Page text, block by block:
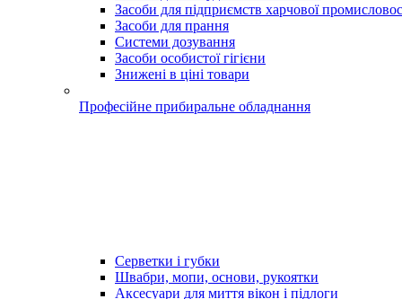
Засоби для підприємств харчової
Засоби для прання
Системи дозування
Засоби особистої гігієни
Знижені в ціні товари
Професійне прибиральне обладнання
Серветки і губки
Швабри, мопи, основи, рукоятки
Аксесуари для миття вікон і підлоги